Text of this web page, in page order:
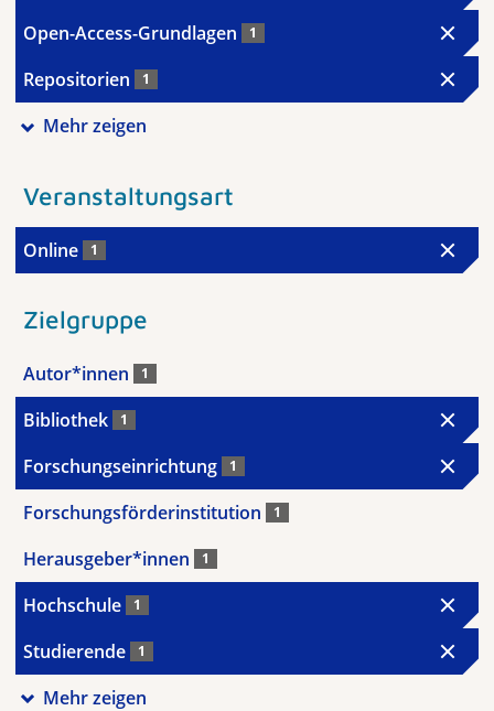
Open-Access-Grundlagen 1
Repositorien 1
Mehr zeigen
Veranstaltungsart
Online 1
Zielgruppe
Autor*innen 1
Bibliothek 1
Forschungseinrichtung 1
Forschungsförderinstitution 1
Herausgeber*innen 1
Hochschule 1
Studierende 1
Mehr zeigen